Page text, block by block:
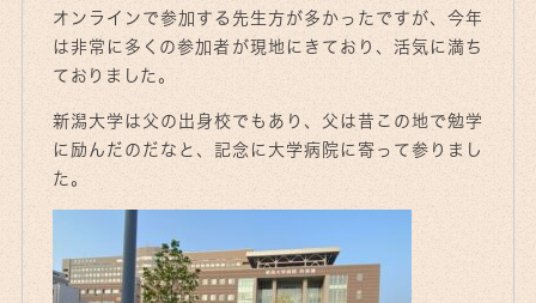
オンラインで参加する先生方が多かったですが、今年
は非常に多くの参加者が現地にきており、活気に満ち
ておりました。
新潟大学は父の出身校でもあり、父は昔この地で勉学
に励んだのだなと、記念に大学病院に寄って参りまし
た。